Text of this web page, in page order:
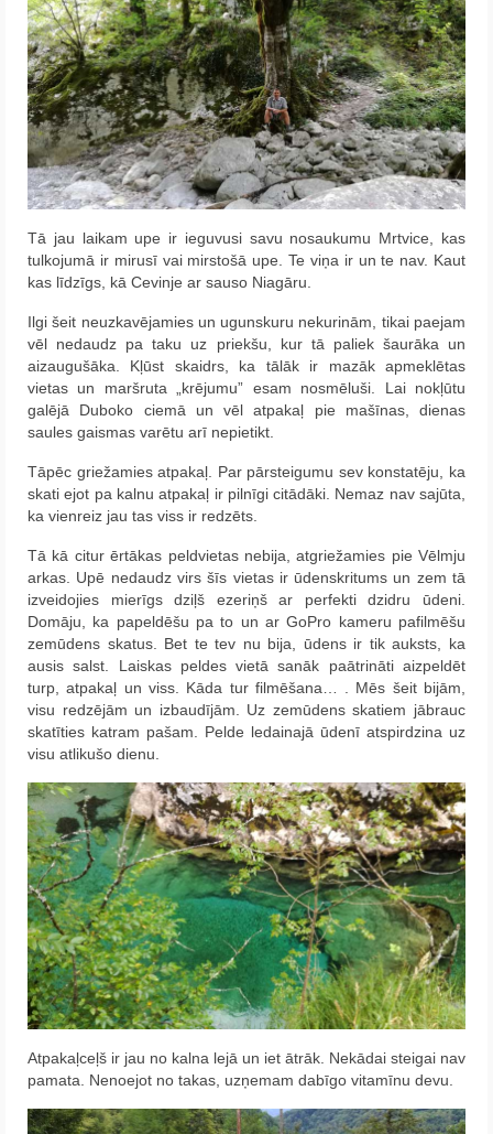
Tā jau laikam upe ir ieguvusi savu nosaukumu Mrtvice, kas
tulkojumā ir mirusī vai mirstošā upe. Te viņa ir un te nav. Kaut
kas līdzīgs, kā Cevinje ar sauso Niagāru.
Ilgi šeit neuzkavējamies un ugunskuru nekurinām, tikai paejam
vēl nedaudz pa taku uz priekšu, kur tā paliek šaurāka un
aizaugušāka. Kļūst skaidrs, ka tālāk ir mazāk apmeklētas
vietas un maršruta „krējumu” esam nosmēluši. Lai nokļūtu
galējā Duboko ciemā un vēl atpakaļ pie mašīnas, dienas
saules gaismas varētu arī nepietikt.
Tāpēc griežamies atpakaļ. Par pārsteigumu sev konstatēju, ka
skati ejot pa kalnu atpakaļ ir pilnīgi citādāki. Nemaz nav sajūta,
ka vienreiz jau tas viss ir redzēts.
Tā kā citur ērtākas peldvietas nebija, atgriežamies pie Vēlmju
arkas. Upē nedaudz virs šīs vietas ir ūdenskritums un zem tā
izveidojies mierīgs dziļš ezeriņš ar perfekti dzidru ūdeni.
Domāju, ka papeldēšu pa to un ar GoPro kameru pafilmēšu
zemūdens skatus. Bet te tev nu bija, ūdens ir tik auksts, ka
ausis salst. Laiskas peldes vietā sanāk paātrināti aizpeldēt
turp, atpakaļ un viss. Kāda tur filmēšana… . Mēs šeit bijām,
visu redzējām un izbaudījām. Uz zemūdens skatiem jābrauc
skatīties katram pašam. Pelde ledainajā ūdenī atspirdzina uz
visu atlikušo dienu.
Atpakaļceļš ir jau no kalna lejā un iet ātrāk. Nekādai steigai nav
pamata. Nenoejot no takas, uzņemam dabīgo vitamīnu devu.